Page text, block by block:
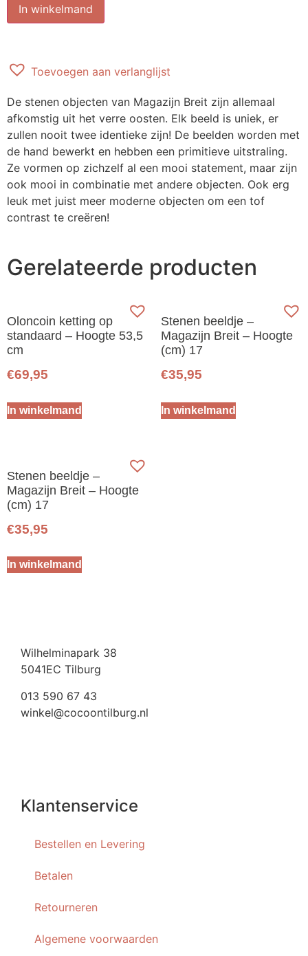
In winkelmand
Toevoegen aan verlanglijst
De stenen objecten van Magazijn Breit zijn allemaal
afkomstig uit het verre oosten. Elk beeld is uniek, er
zullen nooit twee identieke zijn! De beelden worden met
de hand bewerkt en hebben een primitieve uitstraling.
Ze vormen op zichzelf al een mooi statement, maar zijn
ook mooi in combinatie met andere objecten. Ook erg
leuk met juist meer moderne objecten om een tof
contrast te creëren!
Gerelateerde producten
Oloncoin ketting op
standaard – Hoogte 53,5
cm
€69,95
In winkelmand
Stenen beeldje –
Magazijn Breit – Hoogte
(cm) 17
€35,95
In winkelmand
Stenen beeldje –
Magazijn Breit – Hoogte
(cm) 17
€35,95
In winkelmand
Wilhelminapark 38
5041EC Tilburg
013 590 67 43
winkel@cocoontilburg.nl
Klantenservice
Bestellen en Levering
Betalen
Retourneren
Algemene voorwaarden